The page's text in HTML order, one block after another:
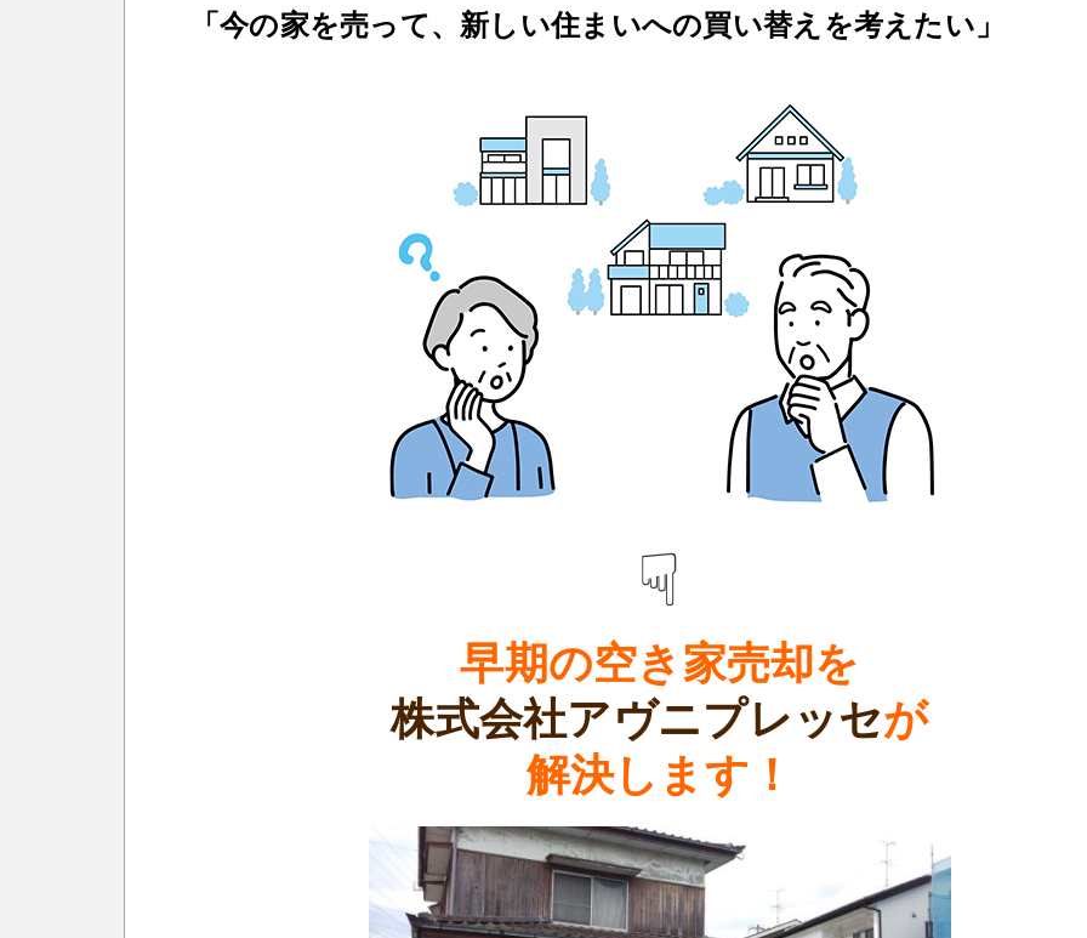
「今の家を売って、新しい住まいへの買い替えを考えたい」
☟
早期の空き家売却を
株式会社アヴニプレッセが
解決します！